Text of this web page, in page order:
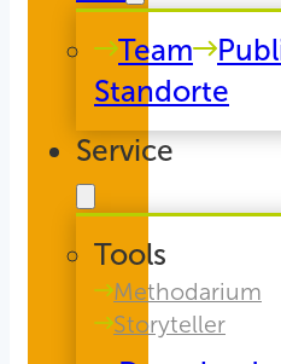
Team
Standorte
Service
Tools
Methodarium
Storyteller